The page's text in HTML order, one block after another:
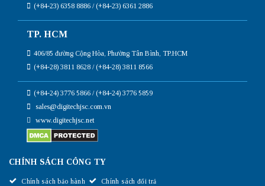
(+84-23) 6358 8886 / (+84-23) 6361 2886
TP. HCM
406/85 đường Cộng Hòa, Phường Tân Bình, TP.HCM
(+84-28) 3811 8628 / (+84-28) 3811 8566
(+84-24) 3776 5866 / (+84-24) 3776 5859
sales@digitechjsc.com.vn
www.digitechjsc.net
CHÍNH SÁCH CÔNG TY
Chính sách bảo hành Chính sách đổi trả